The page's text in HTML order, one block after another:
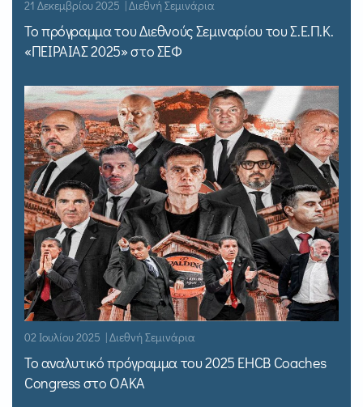
21 Δεκεμβρίου 2025 | Διεθνή Σεμινάρια
Το πρόγραμμα του Διεθνούς Σεμιναρίου του Σ.Ε.Π.Κ.
«ΠΕΙΡΑΙΑΣ 2025» στο ΣΕΦ
02 Ιουλίου 2025 | Διεθνή Σεμινάρια
Το αναλυτικό πρόγραμμα του 2025 EHCB Coaches
Congress στο ΟΑΚΑ